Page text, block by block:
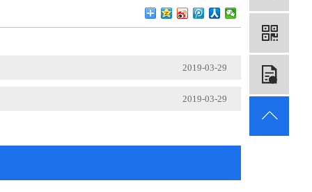
2019-03-29
2019-03-29